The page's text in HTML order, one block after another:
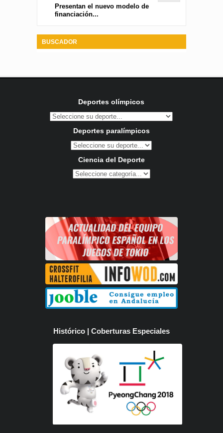
Presentan el nuevo modelo de
financiación...
BUSCADOR
Deportes olímpicos
Deportes paralímpicos
Ciencia del Deporte
Histórico | Coberturas Especiales